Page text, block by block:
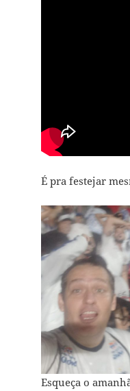
É pra festejar
Esqueça o